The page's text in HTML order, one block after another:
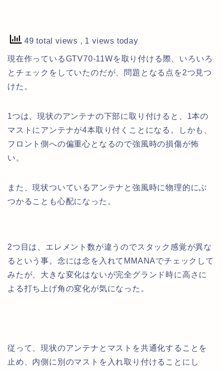
49 total views , 1 views today
現在作っているGTV70-11Wを取り付ける際、いろいろ
とチェックをしていたのだが、問題となる点を2つ見つ
けた。
1つは、現状のアンテナの下部に取り付けると、1本の
マストにアンテナが4本取り付くことになる。しかも、
フロント側への偏重心となるので強風時の損傷が怖
い。
また、現状ついているアンテナと強風時に物理的にぶ
つかることも心配になった。
2つ目は、エレメント数が違うのでスタック感覚が異な
るという事。念には念を入れてMMANAでチェックして
みたが、大きな変化はないが完全グランド時に高さに
よる打ち上げ角の変化が気になった。
従って、現状のアンテナとマストを共通化することを
止め、内側に別のマストを入れ取り付けることにし